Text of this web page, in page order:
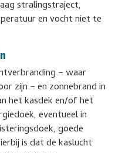
stralingstraject,
en vocht niet te
− waar
zijn − en zonnebrand in
het kasdek en/of het
eventueel in
goede
is dat de kaslucht